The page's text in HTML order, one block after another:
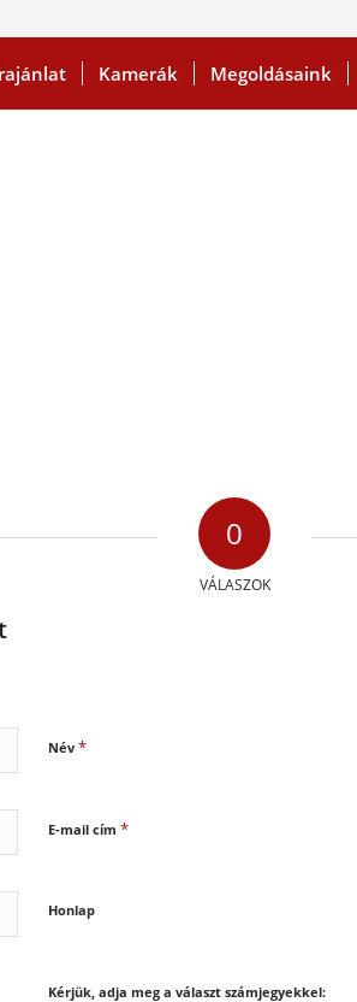
Kamerák Megoldásaink
0
VÁLASZOK
Név *
E-mail cím *
Honlap
Kérjük, adja meg a választ számjegyekkel: